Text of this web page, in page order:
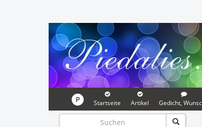
P Startseite Artikel Gedicht,